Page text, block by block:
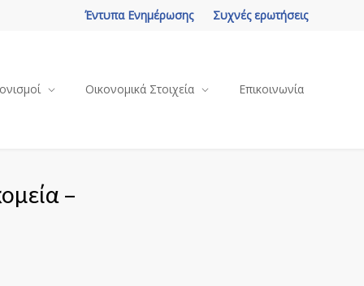
Συχνές ερωτήσεις
Έντυπα Ενημέρωσης
Οικονομικά Στοιχεία Επικοινωνία
–